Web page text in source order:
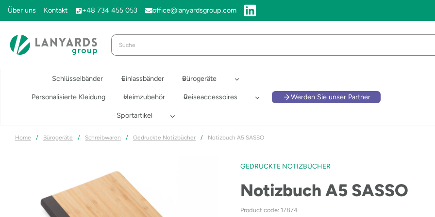
Zum
Inhalt
Über uns Kontakt +48 734 455 053 office@lanyardsgroup.com
Schlüsselbänder Einlassbänder Bürogeräte
Personalisierte Kleidung Heimzubehör Reiseaccessoires
Sportartikel
Werden Sie unser Partner
Home / Bürogeräte / Schreibwaren / Gedruckte Notizbücher / Notizbuch A5 SASSO
GEDRUCKTE NOTIZBÜCHER
Notizbuch A5 SASSO
Product code: 17874